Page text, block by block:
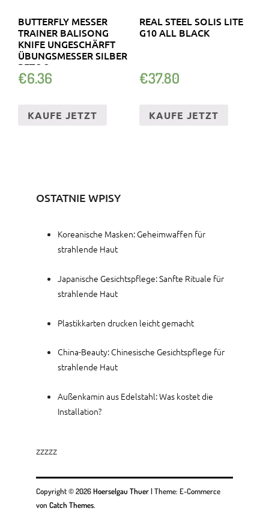
BUTTERFLY MESSER
TRAINER BALISONG
KNIFE UNGESCHÄRFT
ÜBUNGSMESSER SILBER
RETOO
€6.36
KAUFE JETZT
REAL STEEL SOLIS LITE
G10 ALL BLACK
€37.80
KAUFE JETZT
OSTATNIE WPISY
Koreanische Masken: Geheimwaffen für
strahlende Haut
Japanische Gesichtspflege: Sanfte Rituale für
strahlende Haut
Plastikkarten drucken leicht gemacht
China-Beauty: Chinesische Gesichtspflege für
strahlende Haut
Außenkamin aus Edelstahl: Was kostet die
Installation?
zzzzz
Copyright © 2026Hoerselgau Thuer|Theme: E-Commerce
von Catch Themes.